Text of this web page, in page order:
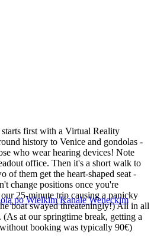
first with a Virtual Reality
history to Venice and gondolas -
who wear hearing devices! Note
office. Then it's a short walk to
of them get the heart-shaped seat -
change positions once you're
25-minute trip causing a panicky
boat swayed threateningly!) All in all
(As at our springtime break, getting a
booking was typically 90€)
po Wielkim Kanale Weneckim